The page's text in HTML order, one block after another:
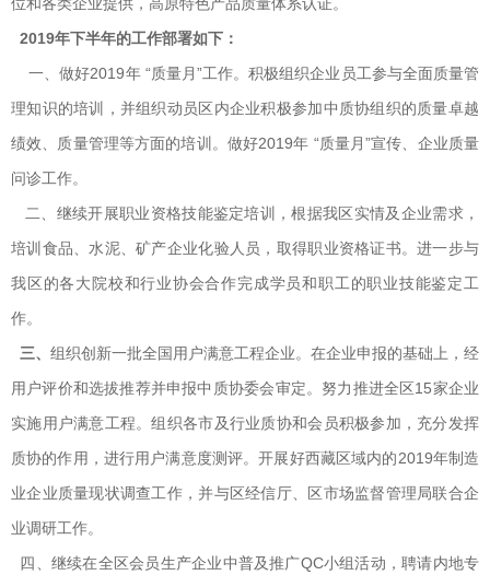
2019年下半年的工作部署如下：
一、做好2019年 “质量月”工作。积极组织企业员工参与全面质量管
理知识的培训，并组织动员区内企业积极参加中质协组织的质量卓越
绩效、质量管理等方面的培训。做好2019年 “质量月”宣传、企业质量
问诊工作。
二、继续开展职业资格技能鉴定培训，根据我区实情及企业需求，
培训食品、水泥、矿产企业化验人员，取得职业资格证书。进一步与
我区的各大院校和行业协会合作完成学员和职工的职业技能鉴定工
作。
三、 组织创新一批全国用户满意工程企业。在企业申报的基础上，经
用户评价和选拔推荐并申报中质协委会审定。努力推进全区15家企业
实施用户满意工程。组织各市及行业质协和会员积极参加，充分发挥
质协的作用，进行用户满意度测评。开展好西藏区域内的2019年制造
业企业质量现状调查工作，并与区经信厅、区市场监督管理局联合企
业调研工作。
四、继续在全区会员生产企业中普及推广QC小组活动，聘请内地专